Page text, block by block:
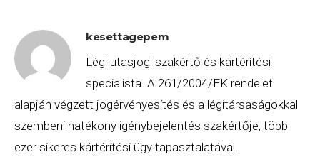
kesettagepem
Légi utasjogi szakértő és kártérítési
specialista. A 261/2004/EK rendelet
alapján végzett jogérvényesítés és a légitársaságokkal
szembeni hatékony igénybejelentés szakértője, több
ezer sikeres kártérítési ügy tapasztalatával.